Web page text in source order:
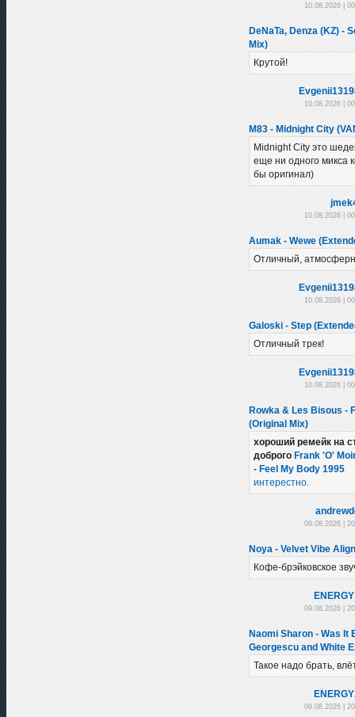
10.08.2026 |
DeNaTa, Denza (KZ) -
Mix)
Крутой!
10.08.2026 |
M83 - Midnight City
Midnight City это
еще ни одного микса
бы оригинал)
10.08.2026 |
Aumak - Wewe
Отличный,
10.08.2026 |
Galoski - Step
Отличный трек!
10.08.2026 |
Rowka & Les Bisous -
(Original Mix)
хороший ремейк на
доброго Frank 'O'
- Feel My Body 1995
интерестно.
09.08.2026 |
Noya - Velvet Vibe
Кофе-брэйковское
09.08.2026 |
Naomi Sharon - Was It
Georgescu and White
Такое надо брать,
09.08.2026 |